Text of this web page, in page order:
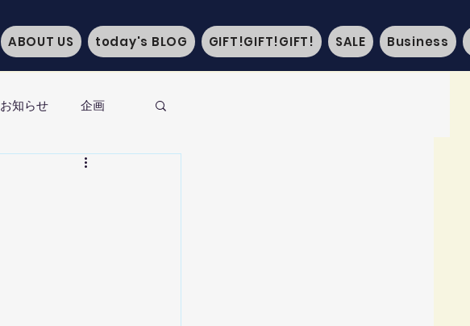
ABOUT US today's BLOG GIFT!GIFT!GIFT! SALE Business
お知らせ 企画